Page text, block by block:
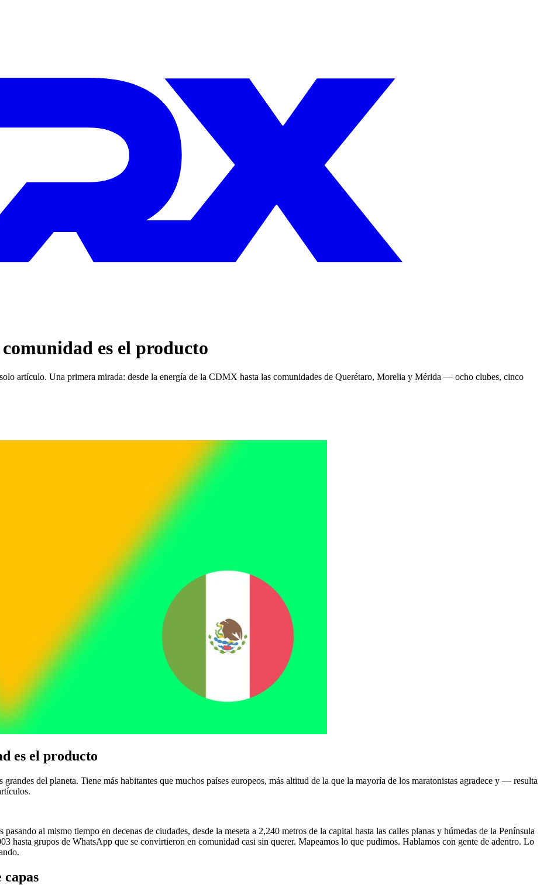
es el producto
artículo. Una primera mirada: desde la energía de la CDMX hasta las comunidades de Querétaro, Morelia y Mérida — ocho clubes, cinco
es el producto
del planeta. Tiene más habitantes que muchos países europeos, más altitud de la que la mayoría de los maratonistas agradece y — resulta
al mismo tiempo en decenas de ciudades, desde la meseta a 2,240 metros de la capital hasta las calles planas y húmedas de la Península
hasta grupos de WhatsApp que se convirtieron en comunidad casi sin querer. Mapeamos lo que pudimos. Hablamos con gente de adentro. Lo